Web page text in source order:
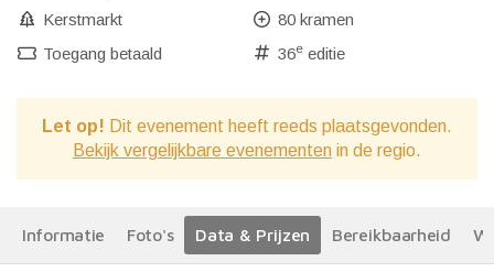
Kerstmarkt
Toegang betaald
80 kramen
36eeditie
Let op! Dit evenement heeft reeds plaatsgevonden.
Bekijk vergelijkbare evenementen in de regio.
Informatie Foto's Data & Prijzen Bereikbaarheid